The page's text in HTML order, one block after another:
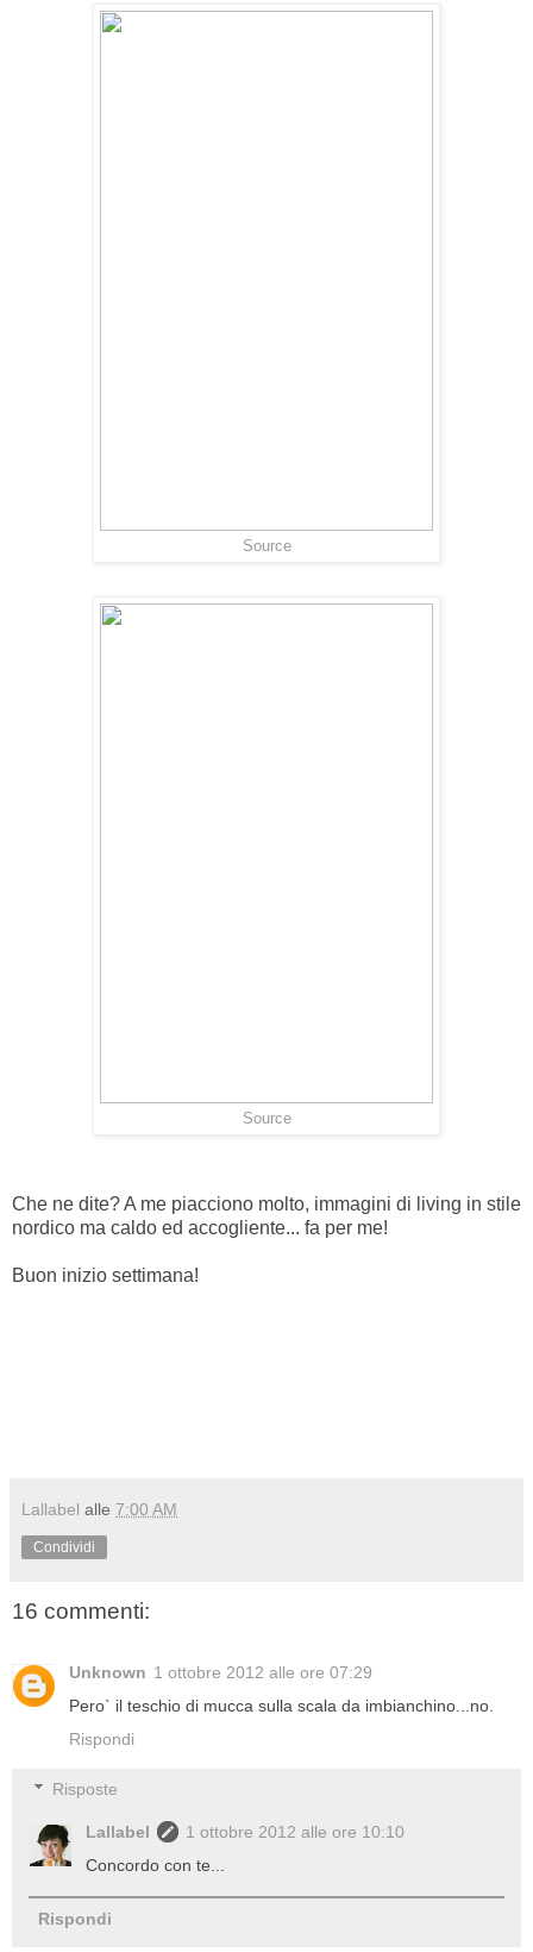
Source
Source
Che ne dite? A me piacciono molto, immagini di living in stile
nordico ma caldo ed accogliente... fa per me!
Buon inizio settimana!
Lallabel alle 7:00 AM
Condividi
16 commenti:
Unknown 1 ottobre 2012 alle ore 07:29
Pero` il teschio di mucca sulla scala da imbianchino...no.
Rispondi
Risposte
Lallabel
1 ottobre 2012 alle ore 10:10
Concordo con te...
Rispondi